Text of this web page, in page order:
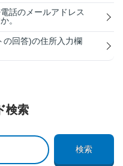
話のメールアドレス
。
の回答)の住所入力欄
検索
検索